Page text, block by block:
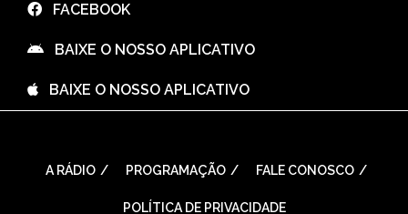
⠀FACEBOOK
⠀BAIXE O NOSSO APLICATIVO
⠀BAIXE O NOSSO APLICATIVO
A RÁDIO PROGRAMAÇÃO FALE CONOSCO
POLÍTICA DE PRIVACIDADE